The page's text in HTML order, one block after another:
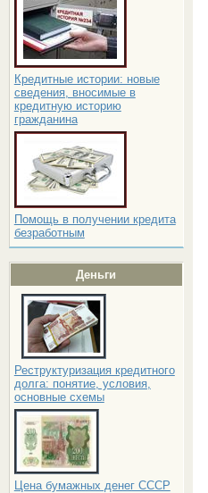
Кредитные истории: новые
сведения, вносимые в
кредитную историю
гражданина
Помощь в получении кредита
безработным
Деньги
Реструктуризация кредитного
долга: понятие, условия,
основные схемы
Цена бумажных денег СССР